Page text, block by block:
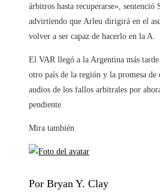
árbitros hasta recuperarse», sentenció
advirtiendo que Arleu dirigirá en el
volver a ser capaz de hacerlo en la A.
El VAR llegó a la Argentina más
otro país de la región y la promesa de
audios de los fallos arbitrales por
pendiente.
Mira también
Por Bryan Y. Clay